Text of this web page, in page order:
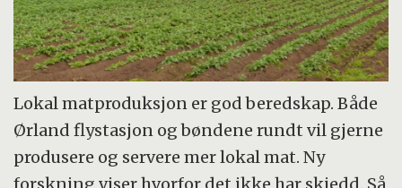
Lokal matproduksjon er god beredskap. Både
Ørland flystasjon og bøndene rundt vil gjerne
produsere og servere mer lokal mat. Ny
forskning viser hvorfor det ikke har skjedd. Så